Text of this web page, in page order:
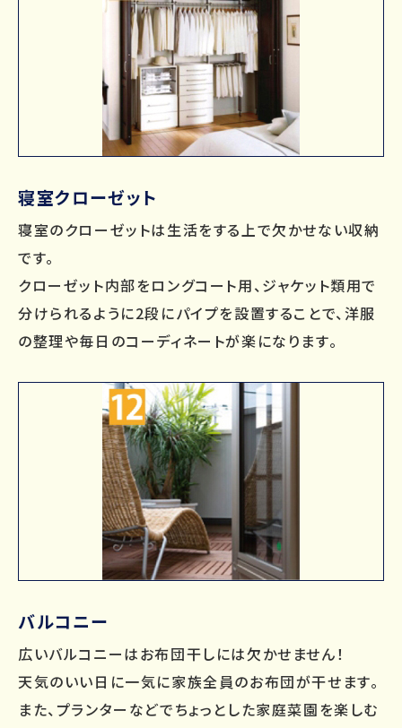
寝室クローゼット
寝室のクローゼットは生活をする上で欠かせない収納
です。
クローゼット内部をロングコート用、ジャケット類用で
分けられるように2段にパイプを設置することで、洋服
の整理や毎日のコーディネートが楽になります。
バルコニー
広いバルコニーはお布団干しには欠かせません！
天気のいい日に一気に家族全員のお布団が干せます。
また、プランターなどでちょっとした家庭菜園を楽しむ